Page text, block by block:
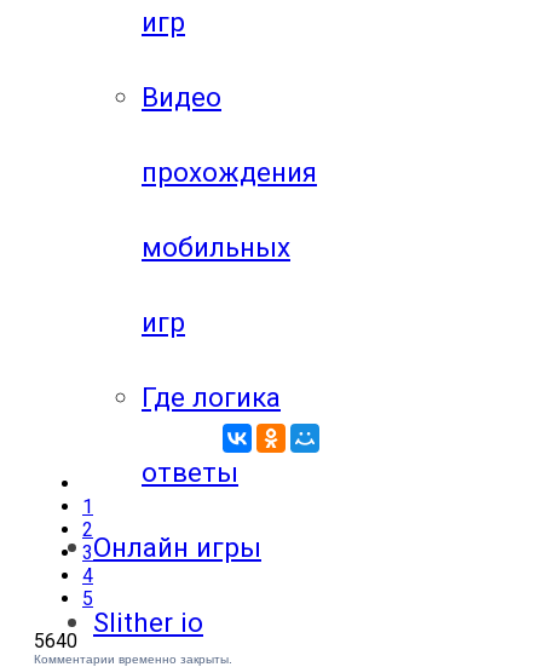
игр
Видео
прохождения
мобильных
игр
Где логика
ответы
Онлайн игры
Slither io
1
2
3
4
5
5640
Комментарии временно закрыты.